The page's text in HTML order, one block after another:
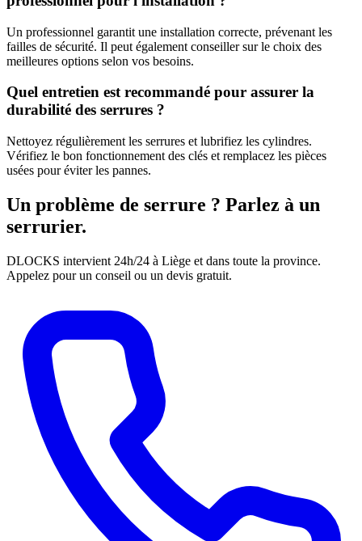
Un professionnel garantit une installation correcte, prévenant les
failles de sécurité. Il peut également conseiller sur le choix des
meilleures options selon vos besoins.
Quel entretien est recommandé pour assurer la
durabilité des serrures ?
Nettoyez régulièrement les serrures et lubrifiez les cylindres.
Vérifiez le bon fonctionnement des clés et remplacez les pièces
usées pour éviter les pannes.
Un problème de serrure ? Parlez à un
serrurier.
DLOCKS intervient 24h/24 à Liège et dans toute la province.
Appelez pour un conseil ou un devis gratuit.